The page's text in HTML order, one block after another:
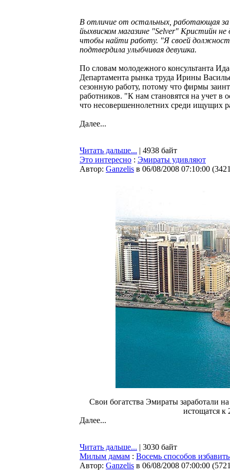
В отличие от остальных, работающая за
йыхвиском магазине "Selver" Кристийн
чтобы найти работу. "Я своей
подтвердила улыбчивая девушка.
По словам молодежного консультанта
Департамента рынка труда Ирины
сезонную работу, потому что фирмы
работников. "К нам становятся на учет в
что несовершеннолетних среди ищущих
Далее...
Читать дальше... | 4938 байт
Это интересно : Эмираты удивляют
Автор: Ganzelis в 06/08/2008 07:10:00 (
Свои богатства Эмираты заработали
истощатся к
Далее...
Читать дальше... | 3030 байт
Милым дамам : Восемь способов
Автор: Ganzelis в 06/08/2008 07:00:00 (